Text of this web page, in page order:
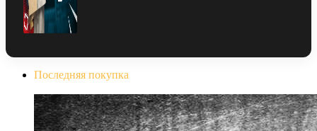
Последняя покупка